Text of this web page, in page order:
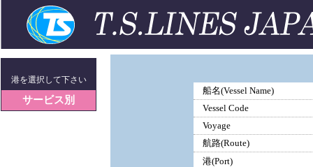
港を選択して下さい
サービス別
船名(Vessel Name)
Vessel Code
Voyage
航路(Route)
港(Port)